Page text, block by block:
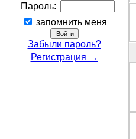
Пароль:
запомнить меня
Забыли пароль?
Регистрация →